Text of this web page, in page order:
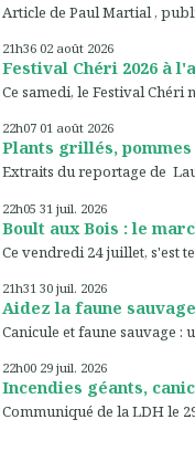
Article de Paul Martial ,
21h36 02 août 2026
Festival Chéri 2026 à
Ce samedi, le Festival Chéri
22h07 01 août 2026
Plants grillés,
Extraits du reportage de
22h05 31 juil. 2026
Boult aux Bois : le
Ce vendredi 24 juillet, s'est
21h31 30 juil. 2026
Aidez la faune
Canicule et faune sauvage :
22h00 29 juil. 2026
Incendies géants,
Communiqué de la LDH le